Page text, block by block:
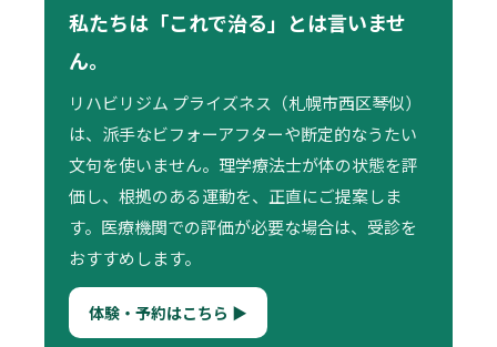
私たちは「これで治る」とは言いませ
ん。
リハビリジム プライズネス（札幌市西区琴似）
は、派手なビフォーアフターや断定的なうたい
文句を使いません。理学療法士が体の状態を評
価し、根拠のある運動を、正直にご提案しま
す。医療機関での評価が必要な場合は、受診を
おすすめします。
体験・予約はこちら ▶